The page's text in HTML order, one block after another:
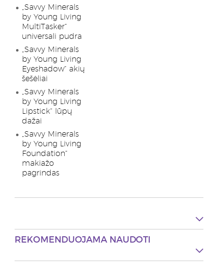
„Savvy Minerals
by Young Living
MultiTasker“
universali pudra
„Savvy Minerals
by Young Living
Eyeshadow“ akių
šešėliai
„Savvy Minerals
by Young Living
Lipstick“ lūpų
dažai
„Savvy Minerals
by Young Living
Foundation“
makiažo
pagrindas
REKOMENDUOJAMA NAUDOTI